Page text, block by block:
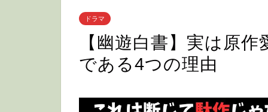
ドラマ
【幽遊白書】実は原
である4つの理由